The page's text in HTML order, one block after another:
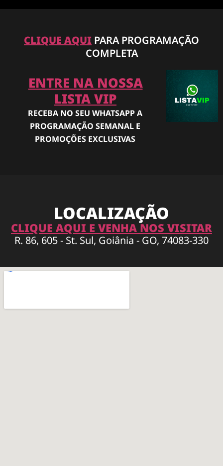
CLIQUE AQUI PARA PROGRAMAÇÃO
COMPLETA
ENTRE NA NOSSA
LISTA VIP
RECEBA NO SEU WHATSAPP A
PROGRAMAÇÃO SEMANAL E
PROMOÇÕES EXCLUSIVAS
LOCALIZAÇÃO
CLIQUE AQUI E VENHA NOS VISITAR
R. 86, 605 - St. Sul, Goiânia - GO, 74083-330